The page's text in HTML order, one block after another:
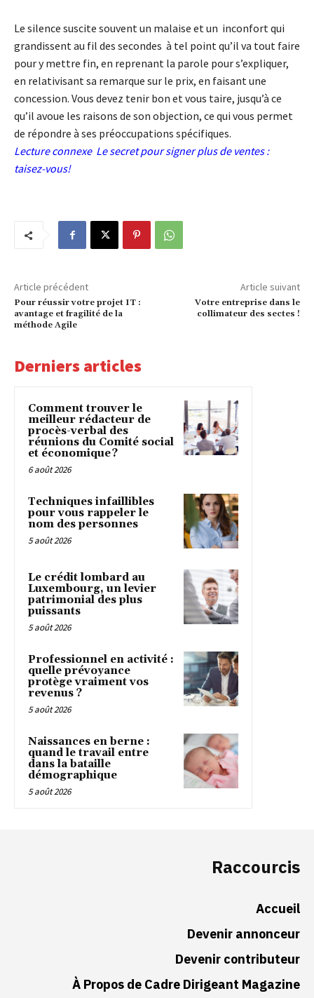
Le silence suscite souvent un malaise et un inconfort qui
grandissent au fil des secondes à tel point qu’il va tout faire
pour y mettre fin, en reprenant la parole pour s’expliquer,
en relativisant sa remarque sur le prix, en faisant une
concession. Vous devez tenir bon et vous taire, jusqu’à ce
qu’il avoue les raisons de son objection, ce qui vous permet
de répondre à ses préoccupations spécifiques.
Lecture connexe Le secret pour signer plus de ventes :
taisez-vous!
Article précédent
Pour réussir votre projet IT :
avantage et fragilité de la
méthode Agile
Article suivant
Votre entreprise dans le
collimateur des sectes !
Derniers articles
Comment trouver le
meilleur rédacteur de
procès-verbal des
réunions du Comité social
et économique ?
6 août 2026
Techniques infaillibles
pour vous rappeler le
nom des personnes
5 août 2026
Le crédit lombard au
Luxembourg, un levier
patrimonial des plus
puissants
5 août 2026
Professionnel en activité :
quelle prévoyance
protège vraiment vos
revenus ?
5 août 2026
Naissances en berne :
quand le travail entre
dans la bataille
démographique
5 août 2026
Raccourcis
Accueil
Devenir annonceur
Devenir contributeur
À Propos de Cadre Dirigeant Magazine